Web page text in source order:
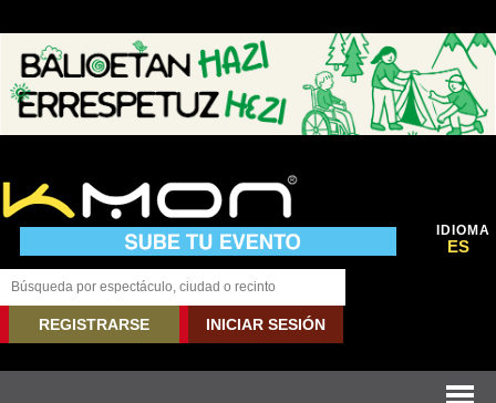
IDIOMA
ES
REGISTRARSE INICIAR SESIÓN